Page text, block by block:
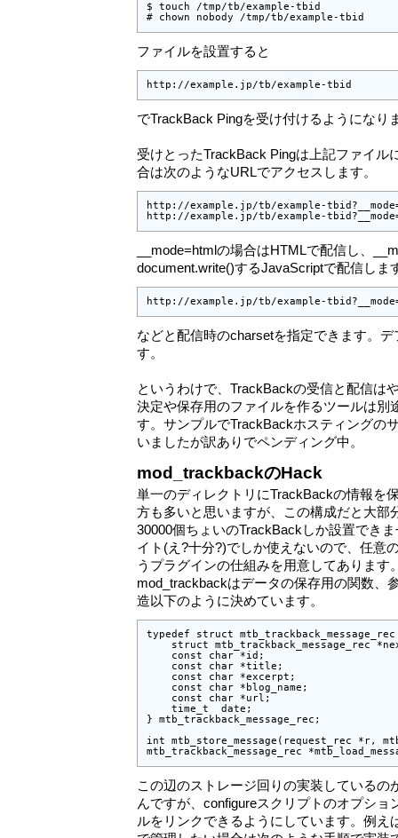
$ touch /tmp/tb/example-tbid
# chown nobody /tmp/tb/example-tbid
ファイルを設置すると
http://example.jp/tb/example-tbid
でTrackBack Pingを受け付けるようになり
受けとったTrackBack Pingは上記ファイル
合は次のようなURLでアクセスします。
http://example.jp/tb/example-
http://example.jp/tb/example-
__mode=htmlの場合はHTMLで配信し、
document.write()するJavaScriptで配信しま
http://example.jp/tb/example-
などと配信時のcharsetを指定できます。
す。
というわけで、TrackBackの受信と配信は
決定や保存用のファイルを作るツールは別
す。サンプルでTrackBackホスティングの
いましたが訳ありでペンディング中。
mod_trackbackのHack
単一のディレクトリにTrackBackの情報を
方も多いと思いますが、この構成だと大部
30000個ちょいのTrackBackしか設置でき
イト(え?十分?)でしか使えないので、任意
うプラグインの仕組みを用意してあります
mod_trackbackはデータの保存用の関数、
造以下のように決めています。
typedef struct
struct mtb_trackback_message_rec
    const char *id;
    const char *title;
    const char *excerpt;
    const char *blog_name;
    const char *url;
    time_t  date;
} mtb_trackback_message_rec;
int mtb_store_message(request_rec *r,
mtb_trackback_message_rec
この辺のストレージ回りの実装しているの
んですが、configureスクリプトのオプショ
ルをリンクできるようにしています。例え